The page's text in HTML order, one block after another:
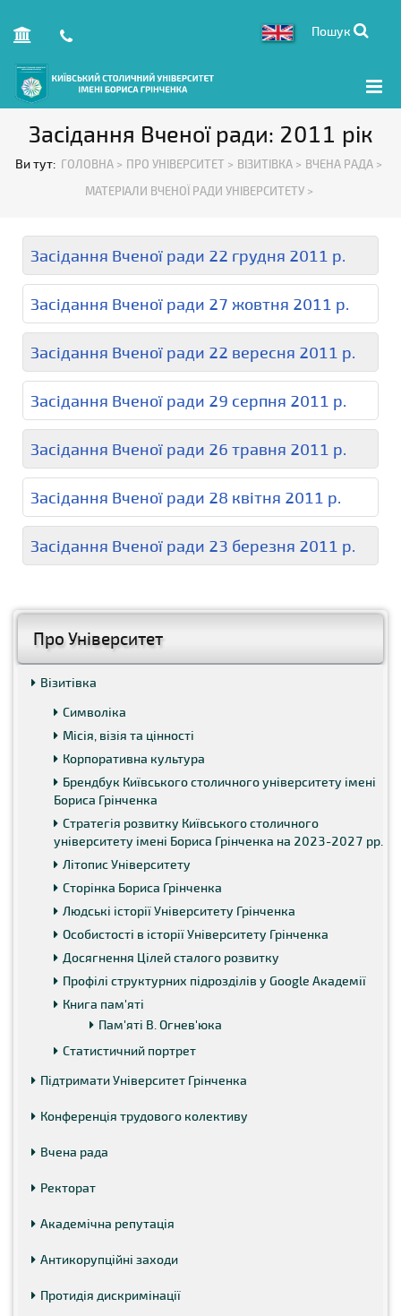
Пошук
Засідання Вченої ради: 2011 рік
Ви тут: ГОЛОВНА > ПРО УНІВЕРСИТЕТ > ВІЗИТІВКА > ВЧЕНА РАДА >
МАТЕРІАЛИ ВЧЕНОЇ РАДИ УНІВЕРСИТЕТУ >
Про Університет
Візитівка
Символіка
Місія, візія та цінності
Корпоративна культура
Брендбук Київського столичного університету імені
Бориса Грінченка
Стратегія розвитку Київського столичного
університету імені Бориса Грінченка на 2023-2027 рр.
Літопис Університету
Сторінка Бориса Грінченка
Людські історії Університету Грінченка
Особистості в історії Університету Грінченка
Досягнення Цілей сталого розвитку
Профілі структурних підрозділів у Google Академії
Книга пам'яті
Пам'яті В. Огнев'юка
Статистичний портрет
Підтримати Університет Грінченка
Конференція трудового колективу
Вчена рада
Ректорат
Академічна репутація
Антикорупційні заходи
Протидія дискримінації
Засідання Вченої ради 22 грудня 2011 р.
Засідання Вченої ради 27 жовтня 2011 р.
Засідання Вченої ради 22 вересня 2011 р.
Засідання Вченої ради 29 серпня 2011 р.
Засідання Вченої ради 26 травня 2011 р.
Засідання Вченої ради 28 квітня 2011 р.
Засідання Вченої ради 23 березня 2011 р.